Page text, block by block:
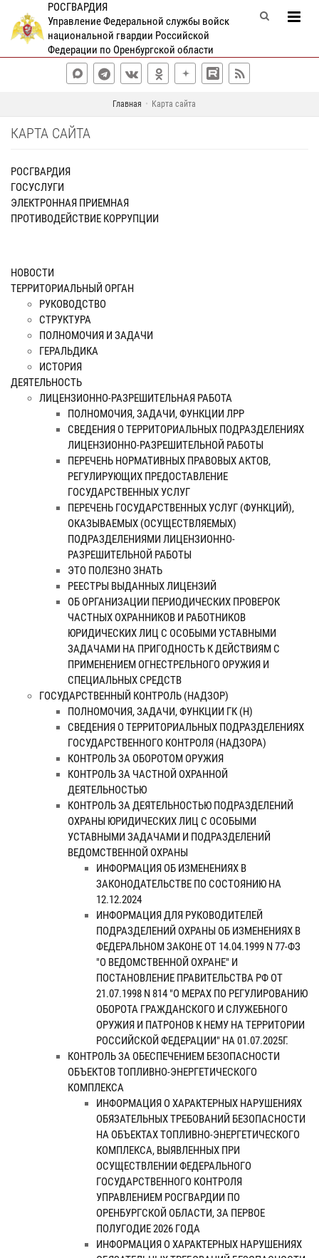
РОСГВАРДИЯ
Управление Федеральной службы войск
национальной гвардии Российской
Федерации по Оренбургской области
Главная Карта сайта
КАРТА САЙТА
РОСГВАРДИЯ
ГОСУСЛУГИ
ЭЛЕКТРОННАЯ ПРИЕМНАЯ
ПРОТИВОДЕЙСТВИЕ КОРРУПЦИИ
НОВОСТИ
ТЕРРИТОРИАЛЬНЫЙ ОРГАН
РУКОВОДСТВО
СТРУКТУРА
ПОЛНОМОЧИЯ И ЗАДАЧИ
ГЕРАЛЬДИКА
ИСТОРИЯ
ДЕЯТЕЛЬНОСТЬ
ЛИЦЕНЗИОННО-РАЗРЕШИТЕЛЬНАЯ РАБОТА
ПОЛНОМОЧИЯ, ЗАДАЧИ, ФУНКЦИИ ЛРР
СВЕДЕНИЯ О ТЕРРИТОРИАЛЬНЫХ ПОДРАЗДЕЛЕНИЯХ
ЛИЦЕНЗИОННО-РАЗРЕШИТЕЛЬНОЙ РАБОТЫ
ПЕРЕЧЕНЬ НОРМАТИВНЫХ ПРАВОВЫХ АКТОВ,
РЕГУЛИРУЮЩИХ ПРЕДОСТАВЛЕНИЕ
ГОСУДАРСТВЕННЫХ УСЛУГ
ПЕРЕЧЕНЬ ГОСУДАРСТВЕННЫХ УСЛУГ (ФУНКЦИЙ),
ОКАЗЫВАЕМЫХ (ОСУЩЕСТВЛЯЕМЫХ)
ПОДРАЗДЕЛЕНИЯМИ ЛИЦЕНЗИОННО-
РАЗРЕШИТЕЛЬНОЙ РАБОТЫ
ЭТО ПОЛЕЗНО ЗНАТЬ
РЕЕСТРЫ ВЫДАННЫХ ЛИЦЕНЗИЙ
ОБ ОРГАНИЗАЦИИ ПЕРИОДИЧЕСКИХ ПРОВЕРОК
ЧАСТНЫХ ОХРАННИКОВ И РАБОТНИКОВ
ЮРИДИЧЕСКИХ ЛИЦ С ОСОБЫМИ УСТАВНЫМИ
ЗАДАЧАМИ НА ПРИГОДНОСТЬ К ДЕЙСТВИЯМ С
ПРИМЕНЕНИЕМ ОГНЕСТРЕЛЬНОГО ОРУЖИЯ И
СПЕЦИАЛЬНЫХ СРЕДСТВ
ГОСУДАРСТВЕННЫЙ КОНТРОЛЬ (НАДЗОР)
ПОЛНОМОЧИЯ, ЗАДАЧИ, ФУНКЦИИ ГК (Н)
СВЕДЕНИЯ О ТЕРРИТОРИАЛЬНЫХ ПОДРАЗДЕЛЕНИЯХ
ГОСУДАРСТВЕННОГО КОНТРОЛЯ (НАДЗОРА)
КОНТРОЛЬ ЗА ОБОРОТОМ ОРУЖИЯ
КОНТРОЛЬ ЗА ЧАСТНОЙ ОХРАННОЙ
ДЕЯТЕЛЬНОСТЬЮ
КОНТРОЛЬ ЗА ДЕЯТЕЛЬНОСТЬЮ ПОДРАЗДЕЛЕНИЙ
ОХРАНЫ ЮРИДИЧЕСКИХ ЛИЦ С ОСОБЫМИ
УСТАВНЫМИ ЗАДАЧАМИ И ПОДРАЗДЕЛЕНИЙ
ВЕДОМСТВЕННОЙ ОХРАНЫ
ИНФОРМАЦИЯ ОБ ИЗМЕНЕНИЯХ В
ЗАКОНОДАТЕЛЬСТВЕ ПО СОСТОЯНИЮ НА
12.12.2024
ИНФОРМАЦИЯ ДЛЯ РУКОВОДИТЕЛЕЙ
ПОДРАЗДЕЛЕНИЙ ОХРАНЫ ОБ ИЗМЕНЕНИЯХ В
ФЕДЕРАЛЬНОМ ЗАКОНЕ ОТ 14.04.1999 N 77-ФЗ
"О ВЕДОМСТВЕННОЙ ОХРАНЕ" И
ПОСТАНОВЛЕНИЕ ПРАВИТЕЛЬСТВА РФ ОТ
21.07.1998 N 814 "О МЕРАХ ПО РЕГУЛИРОВАНИЮ
ОБОРОТА ГРАЖДАНСКОГО И СЛУЖЕБНОГО
ОРУЖИЯ И ПАТРОНОВ К НЕМУ НА ТЕРРИТОРИИ
РОССИЙСКОЙ ФЕДЕРАЦИИ" НА 01.07.2025Г.
КОНТРОЛЬ ЗА ОБЕСПЕЧЕНИЕМ БЕЗОПАСНОСТИ
ОБЪЕКТОВ ТОПЛИВНО-ЭНЕРГЕТИЧЕСКОГО
КОМПЛЕКСА
ИНФОРМАЦИЯ О ХАРАКТЕРНЫХ НАРУШЕНИЯХ
ОБЯЗАТЕЛЬНЫХ ТРЕБОВАНИЙ БЕЗОПАСНОСТИ
НА ОБЪЕКТАХ ТОПЛИВНО-ЭНЕРГЕТИЧЕСКОГО
КОМПЛЕКСА, ВЫЯВЛЕННЫХ ПРИ
ОСУЩЕСТВЛЕНИИ ФЕДЕРАЛЬНОГО
ГОСУДАРСТВЕННОГО КОНТРОЛЯ
УПРАВЛЕНИЕМ РОСГВАРДИИ ПО
ОРЕНБУРГСКОЙ ОБЛАСТИ, ЗА ПЕРВОЕ
ПОЛУГОДИЕ 2026 ГОДА
ИНФОРМАЦИЯ О ХАРАКТЕРНЫХ НАРУШЕНИЯХ